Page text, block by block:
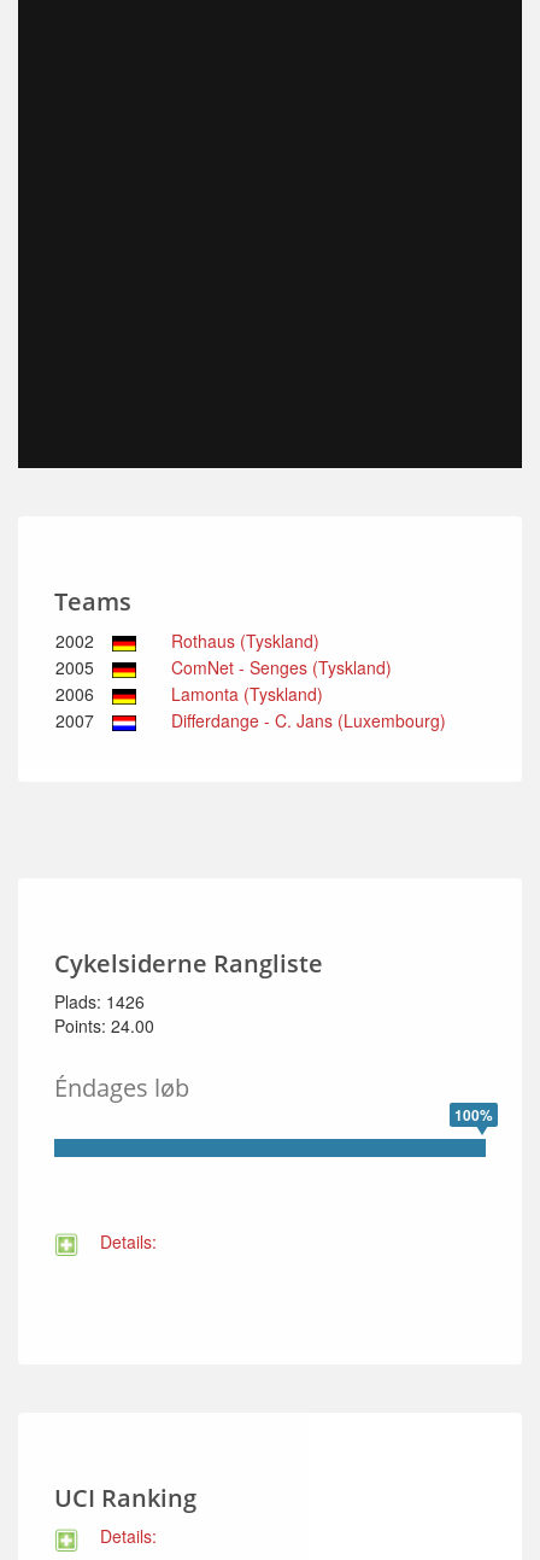
Teams
2002
Rothaus (Tyskland)
2005
ComNet - Senges (Tyskland)
2006
Lamonta (Tyskland)
2007
Differdange - C. Jans (Luxembourg)
Cykelsiderne Rangliste
Plads: 1426
Points: 24.00
Éndages løb
100%
Details:
UCI Ranking
Details: